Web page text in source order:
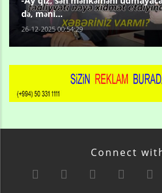
də, məni...
26-12-2025 00:54:29
Connect